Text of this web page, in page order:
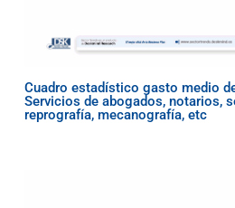
Cuadro estadístico gasto medio
Servicios de abogados, notarios,
reprografía, mecanografía, etc